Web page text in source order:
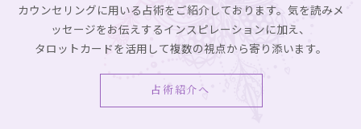
カウンセリングに用いる占術をご紹介しております。気を読みメ
ッセージをお伝えするインスピレーションに加え、
タロットカードを活用して複数の視点から寄り添います。
占術紹介へ